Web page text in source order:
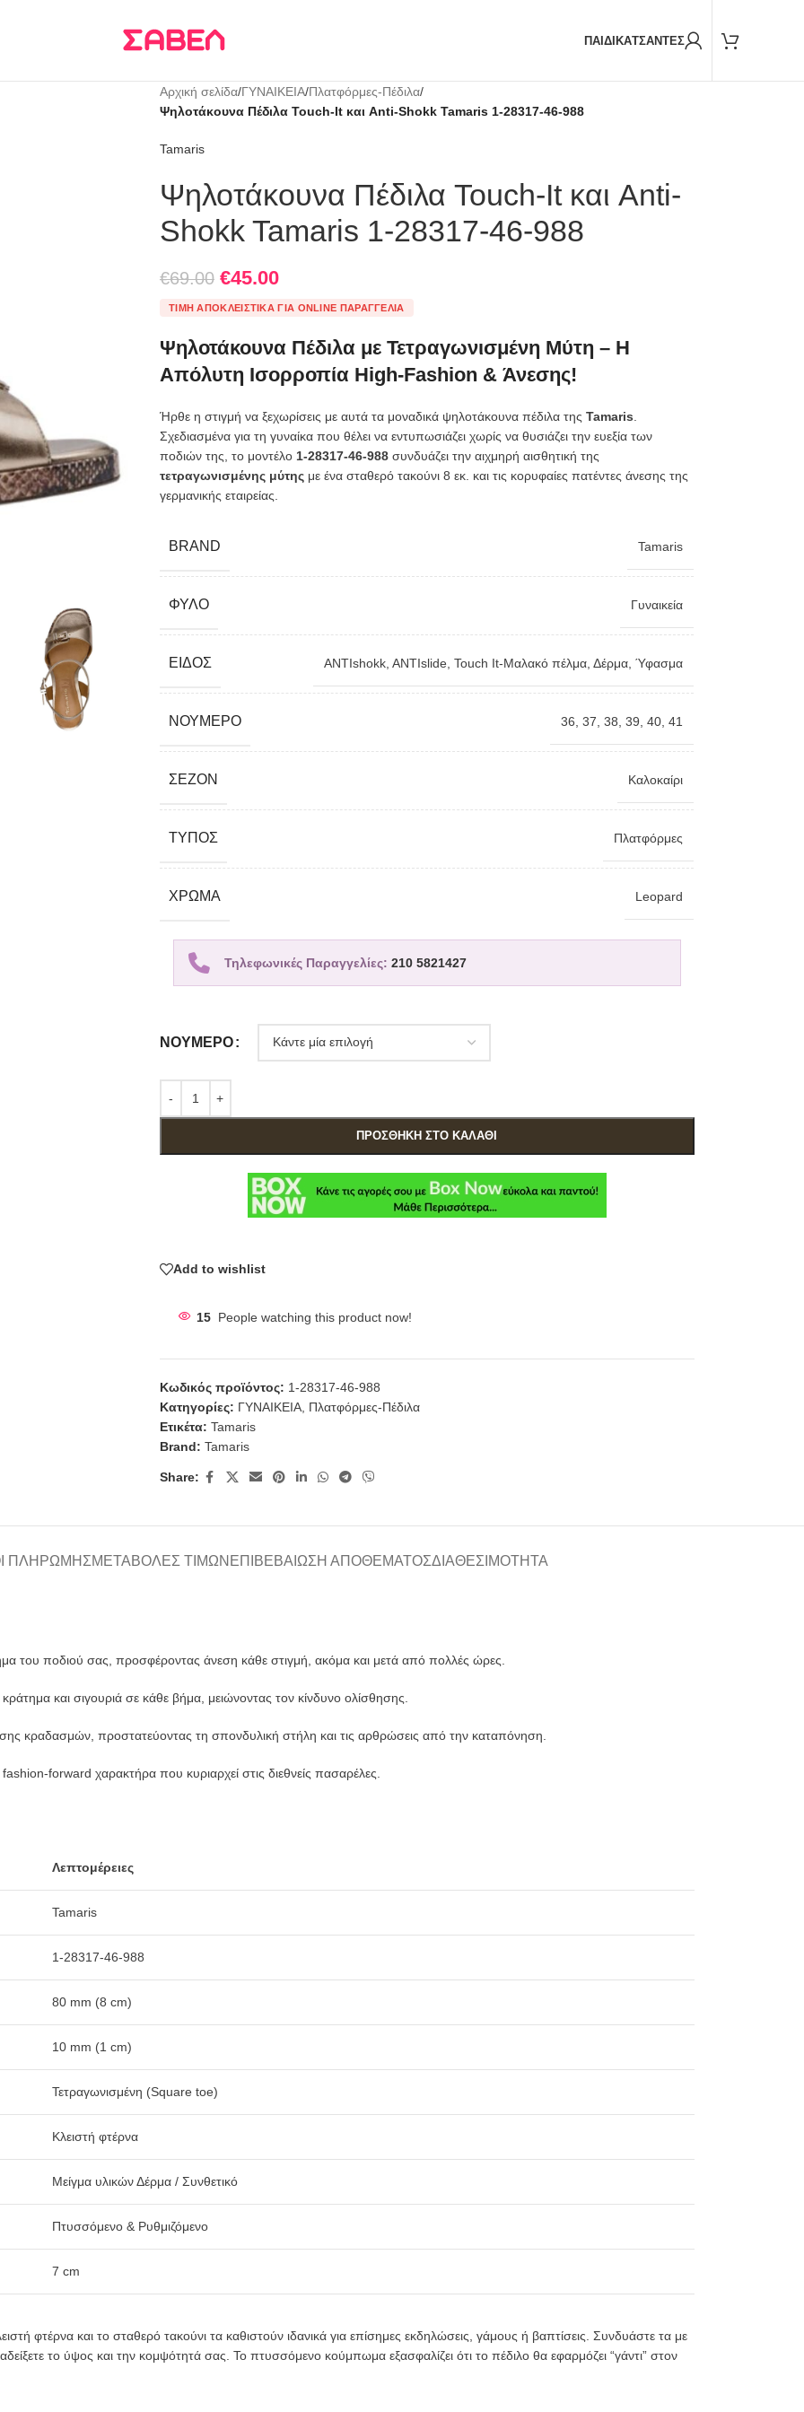
ΠΑΙΔΙΚΑΤΣΑΝΤΕΣ
Αρχική σελίδα/ΓΥΝΑΙΚΕΙΑ/Πλατφόρμες-Πέδιλα/
Ψηλοτάκουνα Πέδιλα Touch-It και Anti-Shokk Tamaris 1-28317-46-988
Tamaris
Ψηλοτάκουνα Πέδιλα Touch-It και Anti-
Shokk Tamaris 1-28317-46-988
€69.00 €45.00
ΤΙΜΉ ΑΠΟΚΛΕΙΣΤΙΚΆ ΓΙΑ ONLINE ΠΑΡΑΓΓΕΛΊΑ
Ψηλοτάκουνα Πέδιλα με Τετραγωνισμένη Μύτη – Η
Απόλυτη Ισορροπία High-Fashion & Άνεσης!
Ήρθε η στιγμή να ξεχωρίσεις με αυτά τα μοναδικά ψηλοτάκουνα πέδιλα της Tamaris
Σχεδιασμένα για τη γυναίκα που θέλει να εντυπωσιάζει χωρίς να θυσιάζει την ευεξία των
ποδιών της, το μοντέλο 1-28317-46-988συνδυάζει την αιχμηρή αισθητική της
τετραγωνισμένης μύτηςμε ένα σταθερό τακούνι 8 εκ. και τις κορυφαίες πατέντες άνεσης της
γερμανικής εταιρείας.
BRAND Tamaris
ΦΎΛΟ Γυναικεία
ΕΊΔΟΣ ANTIshokk, ANTIslide, Touch It-Μαλακό πέλμα, Δέρμα, Ύφασμα
ΝΟΎΜΕΡΟ 36 37 38 39 40, 41
ΣΕΖΌΝ Καλοκαίρι
TΎΠΟΣ Πλατφόρμες
ΧΡΏΜΑ Leopard
Τηλεφωνικές Παραγγελίες: 210 5821427
ΝΟΎΜΕΡΟ
ΠΡΟΣΘΉΚΗ ΣΤΟ ΚΑΛΆΘΙ
Add to wishlist
15 People watching this product now!
Κωδικός προϊόντος: 1-28317-46-988
Κατηγορίες: ΓΥΝΑΙΚΕΙΑ, Πλατφόρμες-Πέδιλα
Ετικέτα: Tamaris
Brand: Tamaris
Share:
ΠΛΗΡΩΜΉΣΜΕΤΑΒΟΛΈΣ ΤΙΜΏΝ ΕΠΙΒΕΒΑΊΩΣΗ ΑΠΟΘΈΜΑΤΟΣΔΙΑΘΕΣΙΜΌΤΗΤΑ
του ποδιού σας, προσφέροντας άνεση κάθε στιγμή, ακόμα και μετά από πολλές ώρες.
και σιγουριά σε κάθε βήμα, μειώνοντας τον κίνδυνο ολίσθησης.
κραδασμών, προστατεύοντας τη σπονδυλική στήλη και τις αρθρώσεις από την καταπόνηση.
forward χαρακτήρα που κυριαρχεί στις διεθνείς πασαρέλες.
Λεπτομέρειες
Tamaris
1-28317-46-988
80 mm (8 cm)
10 mm (1 cm)
Τετραγωνισμένη (Square toe)
Κλειστή φτέρνα
Μείγμα υλικών Δέρμα / Συνθετικό
Πτυσσόμενο & Ρυθμιζόμενο
7 cm
φτέρνα και το σταθερό τακούνι τα καθιστούν ιδανικά για επίσημες εκδηλώσεις, γάμους ή βαπτίσεις. Συνδυάστε τα με
το ύψος και την κομψότητά σας. Το πτυσσόμενο κούμπωμα εξασφαλίζει ότι το πέδιλο θα εφαρμόζει “γάντι” στον